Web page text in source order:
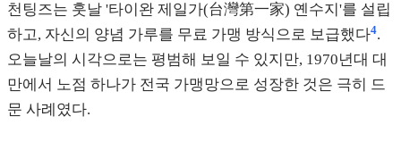
천팅즈는 훗날 '타이완 제일가(台灣第一家) 옌수지'를 설립
하고, 자신의 양념 가루를 무료 가맹 방식으로 보급했다4.
오늘날의 시각으로는 평범해 보일 수 있지만, 1970년대 대
만에서 노점 하나가 전국 가맹망으로 성장한 것은 극히 드
문 사례였다.